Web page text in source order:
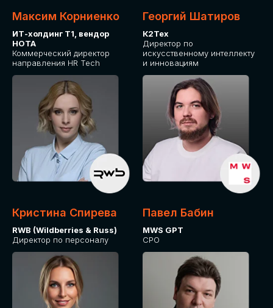
Максим Корниенко
ИТ-холдинг Т1, вендор
НОТА
Коммерческий директор
направления HR Tech
Георгий Шатиров
К2Тех
Директор по
искусственному интеллекту
и инновациям
Кристина Спирева
RWB (Wildberries & Russ)
Директор по персоналу
Павел Бабин
MWS GPT
CPO